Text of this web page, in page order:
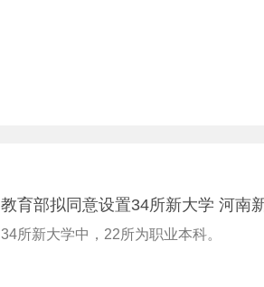
教育部拟同意设置34所新大学 河南
34所新大学中，22所为职业本科。